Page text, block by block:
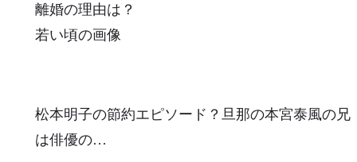
離婚の理由は？
若い頃の画像
松本明子の節約エピソード？旦那の本宮泰風の兄
は俳優の…